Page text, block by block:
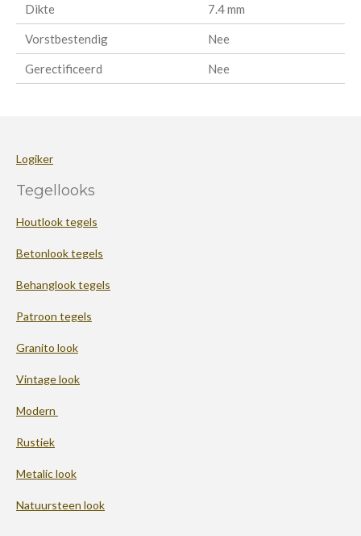
Dikte 7.4 mm
Vorstbestendig Nee
Gerectificeerd Nee
Logiker
Tegellooks
Houtlook tegels
Betonlook tegels
Behanglook tegels
Patroon tegels
Granito look
Vintage look
Modern
Rustiek
Metalic look
Natuursteen look